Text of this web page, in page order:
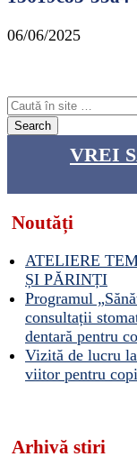
06/06/2025
VREI
Noutăți
ATELIERE
ȘI PĂRINȚI
Programul
consultații
dentară pentru
Vizită de lucru
viitor pentru
Arhivă stiri